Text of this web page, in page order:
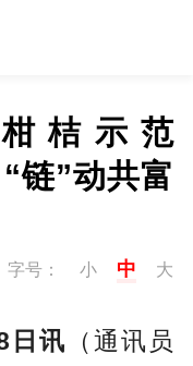
桔示范
链”动共富
字号： 小 中 大
日讯 （通讯员